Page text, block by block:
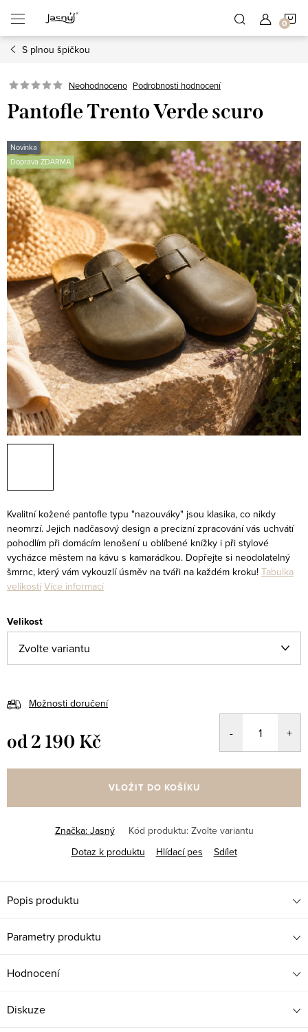
obsah
S plnou špičkou
Neohodnoceno Podrobnosti hodnocení
Pantofle Trento Verde scuro
Novinka
Doprava ZDARMA
Kvalitní kožené pantofle typu "nazouváky" jsou klasika, co nikdy
neomrzí. Jejich nadčasový design a precizní zpracování vás uchvátí
pohodlím při domácím lenošení u oblíbené knížky i při stylové
vycházce městem na kávu s kamarádkou. Dopřejte si neodolatelný
šmrnc, který vám vykouzlí úsměv na tváři na každém kroku! Tabulka
velikostí Více informací
Velikost
Možnosti doručení
od2 190 Kč
cena:
VLOŽIT DO KOŠÍKU
Značka: Jasný Kód produktu: Zvolte variantu
Dotaz k produktu
Hlídací pes Sdílet
Popis produktu
Parametry produktu
Hodnocení
Diskuze